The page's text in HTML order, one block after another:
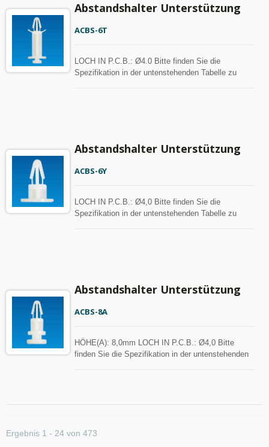
Abstandshalter Unterstützung
ACBS-6T
LOCH IN P.C.B.: Ø4.0 Bitte finden Sie die
Spezifikation in der untenstehenden Tabelle zu
Abstandshalter Unterstützung
ACBS-6Y
LOCH IN P.C.B.: Ø4,0 Bitte finden Sie die
Spezifikation in der untenstehenden Tabelle zu
Abstandshalter Unterstützung
ACBS-8A
HÖHE(A): 8,0mm LOCH IN P.C.B.: Ø4,0 Bitte
finden Sie die Spezifikation in der untenstehenden
Ergebnis 1 - 24 von 473